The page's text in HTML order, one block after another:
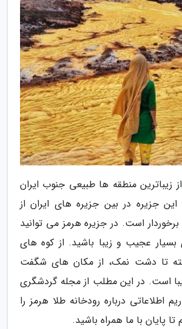
زیباترین منطقه ها طبیعی جنوب ایران
جزیره در بین جزیره های ایران از
است. در جزیره هرمز می توانید
عجیب و زیبا باشید. از کوه های
تا دشت نمک، از مکان های شگفت
است. در این مطلب از مجله گردشگری
اطلاعاتی درباره رودخانه طلا هرمز را
تا پایان با ما همراه باشید.